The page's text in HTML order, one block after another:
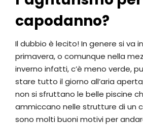
capodanno?
Il dubbio è lecito! In genere si va
primavera, o comunque nella
inverno infatti, c’è meno verde,
stare tutto il giorno all’aria
non si sfruttano le belle piscine
ammiccano nelle strutture di un
sono molti buoni motivi per